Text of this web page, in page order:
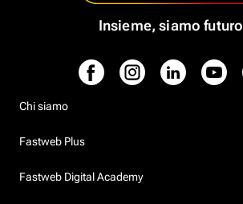
Insieme, siamo futuro
Chi siamo
Fastweb Plus
Fastweb Digital Academy